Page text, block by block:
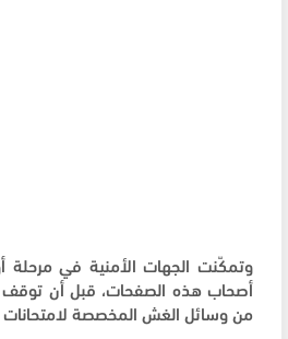
وتمكّنت الجهات الأمنية في مرحلة
من وسائل الغش المخصصة لامتحانات